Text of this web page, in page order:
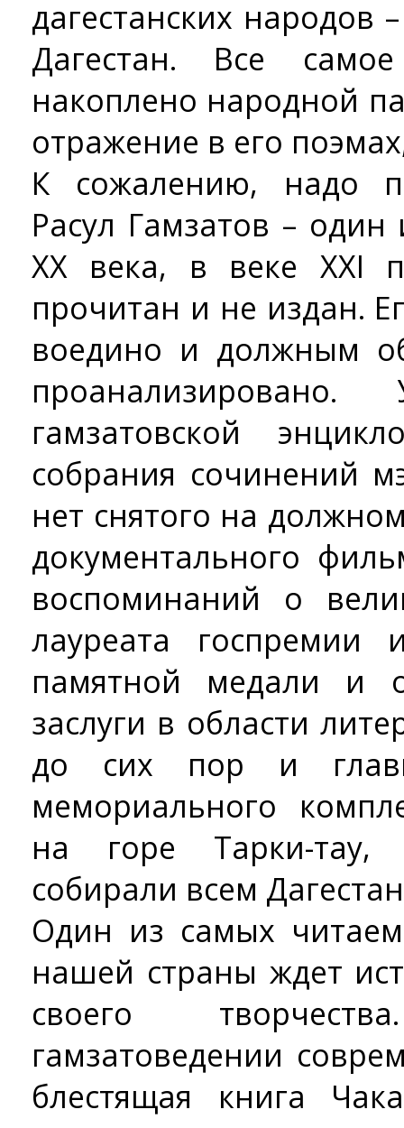
дагестанских народов
Дагестан. Все
накоплено народной
отражение в его
К сожалению, надо
Расул Гамзатов –
ХХ века, в веке ХХI
прочитан и не издан.
воедино и должным
гамзатовской
собрания сочинений
нет снятого на
документального
воспоминаний о
лауреата госпремии
памятной медали и
заслуги в области
до сих пор и
мемориального
на горе Тарки-
собирали всем
Один из самых
нашей страны ждет
своего
гамзатоведении
блестящая книга